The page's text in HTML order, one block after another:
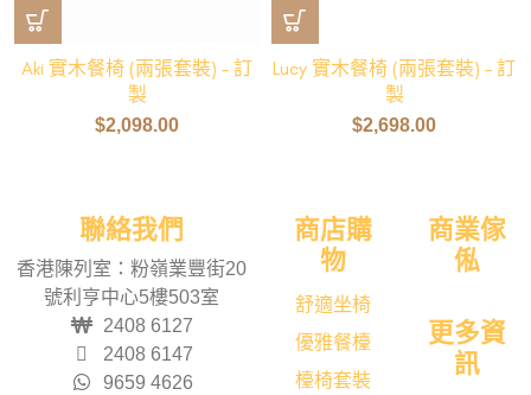
Aki 實木餐椅 (兩張套裝) – 訂
製
$2,098.00
Lucy 實木餐椅 (兩張套裝) – 訂
製
$2,698.00
聯絡我們
香港陳列室：粉嶺業豐街20
號利亨中心5樓503室
2408 6127
2408 6147
9659 4626
商店購
物
舒適坐椅
優雅餐檯
檯椅套裝
商業傢
俬
更多資
訊